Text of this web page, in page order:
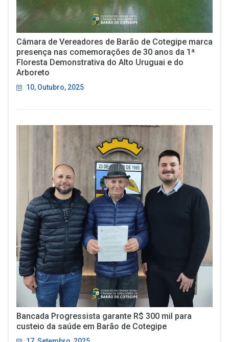
Câmara de Vereadores de Barão de Cotegipe marca
presença nas comemorações de 30 anos da 1ª
Floresta Demonstrativa do Alto Uruguai e do
Arboreto
10, Outubro, 2025
Bancada Progressista garante R$ 300 mil para
custeio da saúde em Barão de Cotegipe